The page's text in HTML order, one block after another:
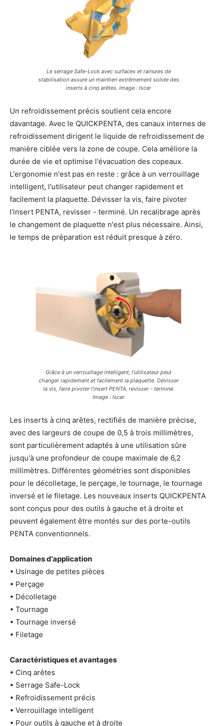
Le serrage Safe-Lock avec surfaces et rainures de
stabilisation assure un maintien extrêmement solide des
inserts à cinq arêtes. Image : Iscar
Un refroidissement précis soutient cela encore
davantage. Avec le QUICKPENTA, des canaux internes de
refroidissement dirigent le liquide de refroidissement de
manière ciblée vers la zone de coupe. Cela améliore la
durée de vie et optimise l'évacuation des copeaux.
L'ergonomie n'est pas en reste : grâce à un verrouillage
intelligent, l'utilisateur peut changer rapidement et
facilement la plaquette. Dévisser la vis, faire pivoter
l'insert PENTA, revisser - terminé. Un recalibrage après
le changement de plaquette n'est plus nécessaire. Ainsi,
le temps de préparation est réduit presque à zéro.
Grâce à un verrouillage intelligent, l'utilisateur peut
changer rapidement et facilement la plaquette. Dévisser
la vis, faire pivoter l'insert PENTA, revisser - terminé.
Image : Iscar
Les inserts à cinq arêtes, rectifiés de manière précise,
avec des largeurs de coupe de 0,5 à trois millimètres,
sont particulièrement adaptés à une utilisation sûre
jusqu'à une profondeur de coupe maximale de 6,2
millimètres. Différentes géométries sont disponibles
pour le décolletage, le perçage, le tournage, le tournage
inversé et le filetage. Les nouveaux inserts QUICKPENTA
sont conçus pour des outils à gauche et à droite et
peuvent également être montés sur des porte-outils
PENTA conventionnels.
Domaines d'application
• Usinage de petites pièces
• Perçage
• Décolletage
• Tournage
• Tournage inversé
• Filetage
Caractéristiques et avantages
• Cinq arêtes
• Serrage Safe-Lock
• Refroidissement précis
• Verrouillage intelligent
• Pour outils à gauche et à droite